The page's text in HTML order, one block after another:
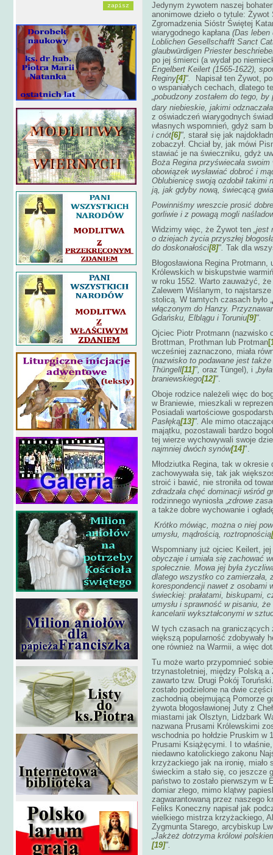
Jedynym żywotem naszej
anonimowe dzieło o tytule:
Zgromadzenia Sióstr Świętej
wiarygodnego kapłana (Das leben
Loblichen Gesellschafft Sanct
glaubwürdigen Priester
po jej śmierci (a wydał po
Engelbert Keilert (1565-1622),
Reginy[4]".
Napisał ten Żywot,
o wspaniałych cechach, dlatego
„pobudzony zostałem do tego,
dary niebieskie, jakimi
z oświadczeń wiarygodnych
własnych wspomnień, gdyż sam
i cnót[6]", starał się jak
zobaczył. Chciał by, jak mówi
stawiać je na świeczniku, gdyż
Boża Regina przyświecała
obowiązek wysławiać dobroć i
Oblubienicę swoją ozdobił takimi
ją, jak gdyby nową, świecącą
Powinniśmy wreszcie prosić
gorliwie i z powagą mogli
Widzimy więc, że Żywot ten „jest
o dziejach życia przyszłej
do doskonałości[8]". Tak dla
Błogosławiona Regina
Królewskich w biskupstwie
w roku 1552. Warto zauważyć,
Zalewem Wiślanym, to
stolicą. W tamtych czasach było „
włączonym do Hanzy.
Gdańsku, Elblągu i Toruniu[9]".
Ojciec Piotr Protmann (nazwisko
Brottman, Prothman lub Protman
wcześniej zaznaczono, miała
(nazwisko to podawane jest
Thüngell[11]", oraz Tüngel), i „
braniewskiego[12]".
Oboje rodzice należeli więc do
w Braniewie, mieszkali w
Posiadali wartościowe
Pasłęką[13]". Ale mimo
majątku, pozostawali bardzo
tej wierze wychowywali swoje
najmniej dwóch synów[14]".
Młodziutka Regina, tak w
zachowywała się, tak jak
stroić i bawić, nie stroniła od
zdradzała chęć dominacji wśród
rodzinnego wyniosła „zdrowe
a także dobre wychowanie i
Krótko mówiąc, można o niej
umysłu, mądrością, roztropnością
Wspomniany już ojciec Keilert, jej
obyczaje i umiała się zachować
społecznie. Mowa jej była
dlatego wszystko co zamierzała,
korespondencji nawet z osobami
świeckiej: prałatami, biskupami,
umysłu i sprawność w pisaniu,
kancelarii wykształconymi w
W tych czasach na
większą popularność zdobywały
one również na Warmii, a więc
Tu może warto przypomnieć
trzynastoletniej, między Polską a
zawarto tzw. Drugi Pokój
zostało podzielone na dwie
zachodnią obejmującą Pomorze
żywota błogosławionej Juty z
miastami jak Olsztyn, Lidzbark
nazwana Prusami Królewskimi
wschodnia po hołdzie Pruskim w
Prusami Książęcymi. I to
niedawno katolickiego zakonu
krzyżackiego jak na ironię,
świeckim a stało się, co jeszcze
państwo to zostało pierwszym w
domiar złego, mimo klątwy
zagwarantowaną przez naszego
Feliks Koneczny napisał jak
wielkiego mistrza krzyżackiego,
Zygmunta Starego, arcybiskup
„Jakżeż dotrzyma królowi
[19]".